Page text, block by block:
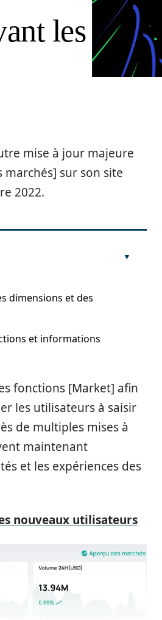
les
mise à jour majeure
sur son site
2022.
dimensions et des
et informations
fonctions [Market] afin
les utilisateurs à saisir
de multiples mises à
maintenant
et les expériences des
nouveaux utilisateurs